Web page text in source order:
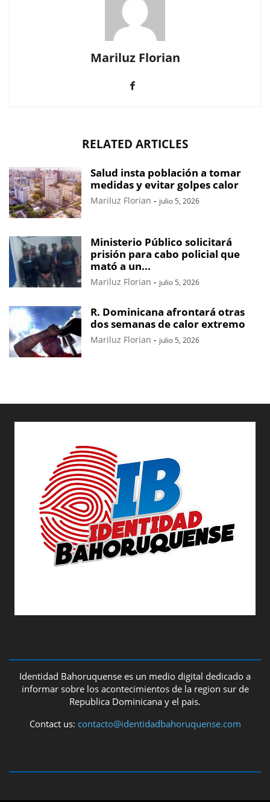
Mariluz Florian
RELATED ARTICLES
Salud insta población a tomar
medidas y evitar golpes calor
Mariluz Florian - julio 5, 2026
Ministerio Público solicitará
prisión para cabo policial que
mató a un...
Mariluz Florian - julio 5, 2026
R. Dominicana afrontará otras
dos semanas de calor extremo
Mariluz Florian - julio 5, 2026
Identidad Bahoruquense es un medio digital dedicado a
informar sobre los acontecimientos de la region sur de
Republica Dominicana y el pais.
Contact us: contacto@identidadbahoruquense.com